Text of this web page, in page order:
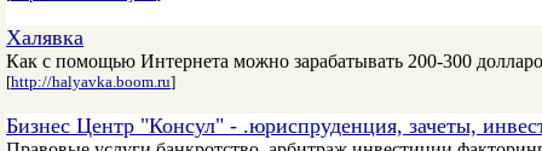
Халявка
Как с помощью Интернета можно зарабатывать 200-300
[http://halyavka.boom.ru]
Бизнес Центр "Консул" - .юриспруденция, зачеты,